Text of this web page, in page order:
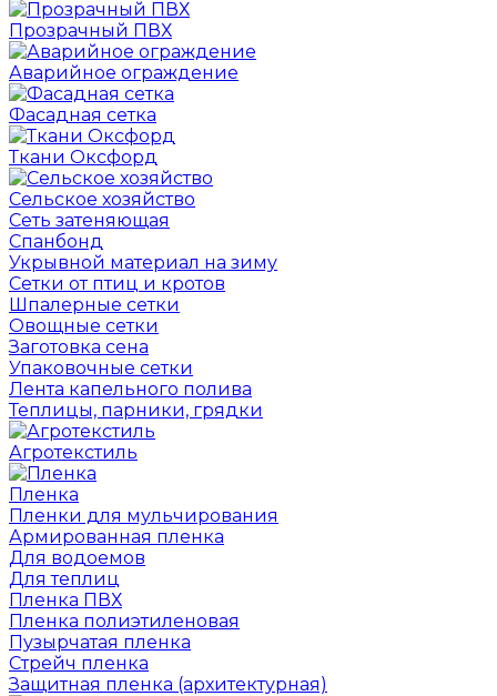
Прозрачный ПВХ
Аварийное ограждение
Фасадная сетка
Ткани Оксфорд
Сельское хозяйство
Сеть затеняющая
Спанбонд
Укрывной материал на зиму
Сетки от птиц и кротов
Шпалерные сетки
Овощные сетки
Заготовка сена
Упаковочные сетки
Лента капельного полива
Теплицы, парники, грядки
Агротекстиль
Пленка
Пленки для мульчирования
Армированная пленка
Для водоемов
Для теплиц
Пленка ПВХ
Пленка полиэтиленовая
Пузырчатая пленка
Cтрейч пленка
Защитная пленка (архитектурная)